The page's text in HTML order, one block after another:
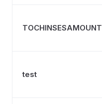
TOCHINSESAMOUNT
test